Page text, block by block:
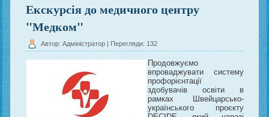
Екскурсія до медичного центру
"Медком"
Автор: Адміністратор | Перегляди: 132
Продовжуємо
впроваджувати систему
профорієнтації
здобувачів освіти в
рамках Швейцарсько-
українського проєкту